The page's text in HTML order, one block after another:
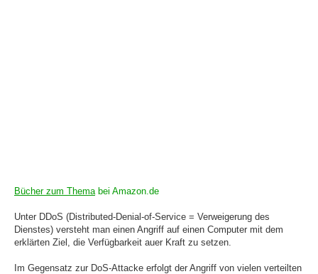
Bücher zum Themabei Amazon.de
Unter DDoS (Distributed-Denial-of-Service = Verweigerung des
Dienstes) versteht man einen Angriff auf einen Computer mit dem
erklärten Ziel, die Verfügbarkeit auer Kraft zu setzen.
Im Gegensatz zur DoS-Attacke erfolgt der Angriff von vielen verteilten